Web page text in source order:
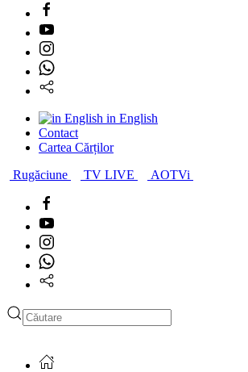
in English
Contact
Cartea Cărților
Rugăciune
TV LIVE AOTVi